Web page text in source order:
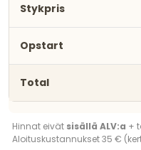
Hinnat eivät sisällä ALV:a +
Aloituskustannukset 35 €